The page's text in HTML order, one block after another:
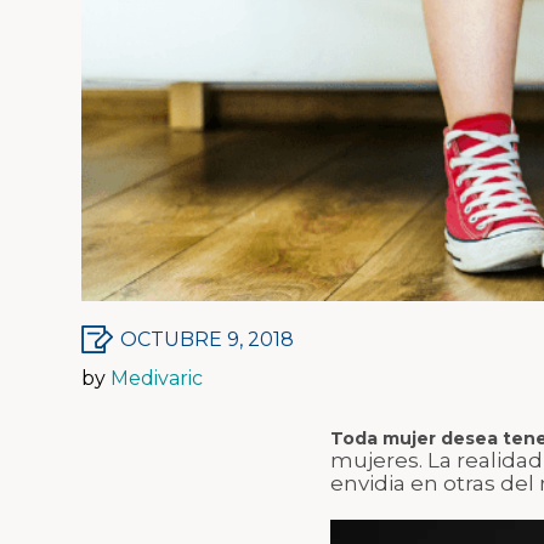
Medias de compresión con
hilado de cobre
Calzador para medias de
compresión
Crema Corporal Para Piernas
diario y running
Cobre
Patrocinador: La
pacifico
OCTUBRE 9, 2018
by Medivaric
Toda mujer desea
mujeres. La
envidia en otras